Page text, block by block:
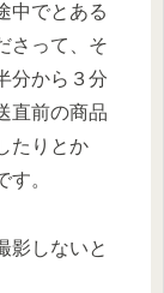
中でとある
さって、そ
分から３分
直前の商品
たりとか
。
影しないと